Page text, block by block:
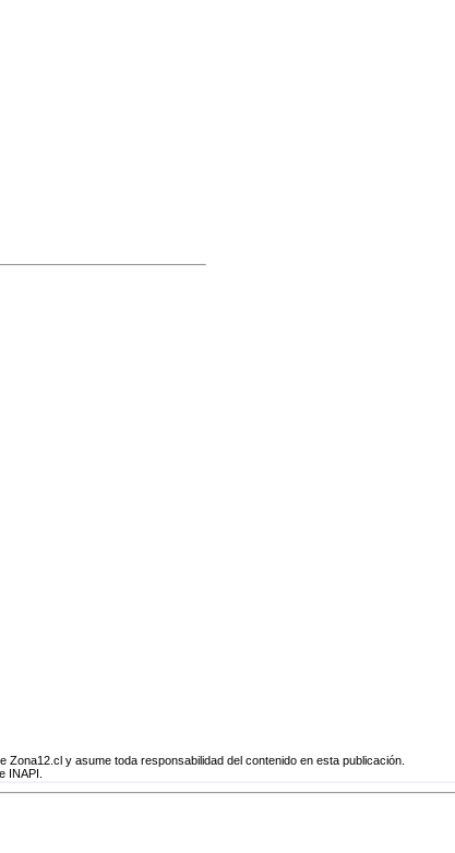
y asume toda responsabilidad del contenido en esta publicación.
INAPI.